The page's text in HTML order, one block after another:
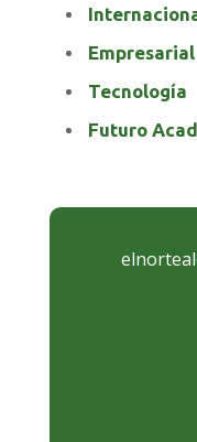
Empresarial
Tecnología
Futuro